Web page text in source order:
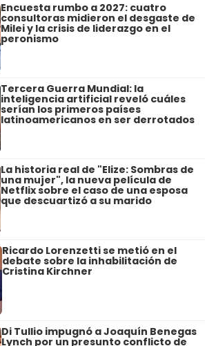
Encuesta rumbo a 2027: cuatro
consultoras midieron el desgaste de
Milei y la crisis de liderazgo en el
peronismo
Tercera Guerra Mundial: la
inteligencia artificial reveló cuáles
serían los primeros países
latinoamericanos en ser derrotados
La historia real de "Elize: Sombras de
una mujer", la nueva película de
Netflix sobre el caso de una esposa
que descuartizó a su marido
Ricardo Lorenzetti se metió en el
debate sobre la inhabilitación de
Cristina Kirchner
Di Tullio impugnó a Joaquín Benegas
Lynch por un presunto conflicto de